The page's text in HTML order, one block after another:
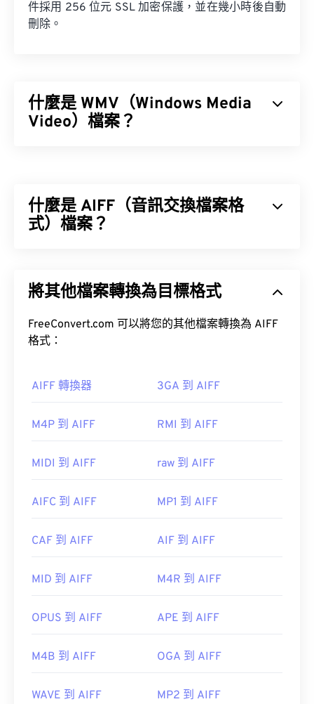
件採用 256 位元 SSL 加密保護，並在幾小時後自動
刪除。
什麼是 WMV（Windows Media
Video）檔案？
通常封裝在一種名為進階系統格式 (ASF) 的數位容器
格式中。
如何開啟 WMV 檔案？
ASF）檔案。
WMV 也很容易轉換為其他影片檔案格式。但是，請
開發者： 微軟
相關連結：
https://en.wikipedia.org/wiki/Windows_Media_Video
什麼是 AIFF（音訊交換檔案格
式）檔案？
用它，尤其是蘋果平台的用戶。它是無損
，這意味著
檔案會佔用更多空間。 AIFF 可以定位循環點數據和
音符，這對音樂家來說非常有用。
預設情況下，AIFF 檔案會在Windows Media Player
VLC 媒體播放
開發者： 蘋果
實用連結：
https://en.wikipedia.org/wiki/
2619569
將其他檔案轉換為目標格式
FreeConvert.com 可以將您的其他檔案轉換為 AIFF
格式：
AIFF 轉換器 3GA 到 AIFF
M4P 到 AIFF RMI 到 AIFF
MIDI 到 AIFF raw 到 AIFF
AIFC 到 AIFF MP1 到 AIFF
CAF 到 AIFF AIF 到 AIFF
MID 到 AIFF M4R 到 AIFF
OPUS 到 AIFF APE 到 AIFF
M4B 到 AIFF OGA 到 AIFF
WAVE 到 AIFF MP2 到 AIFF